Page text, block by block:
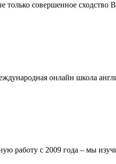
только совершенное
онлайн школа
работу с 2009 года – мы